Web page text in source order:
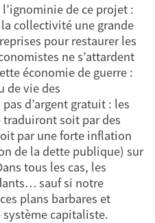
de ce projet :
collectivité une grande
pour restaurer les
ne s’attardent
économie de guerre :
de vie des
d’argent gratuit : les
soit par des
par une forte inflation
de la dette publique) sur
tous les cas, les
sauf si notre
plans barbares et
capitaliste.